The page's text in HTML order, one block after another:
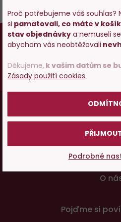
Proč potřebujeme váš souhlas?
si pamatovali, co máte v
stav objednávky a nemuseli
abychom vás neobtěžovali
Děkujeme, k vašim datům se
Zásady použití cookies
Podrobné
18
Osobám mladším
pokud vám ještě
zatím naše
Vy staršípijte
v
Vše o
O
Pojďme si
Vstupujete
s prodejem